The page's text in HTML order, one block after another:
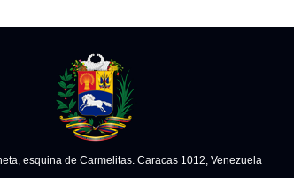
esquina de Carmelitas. Caracas 1012, Venezuela